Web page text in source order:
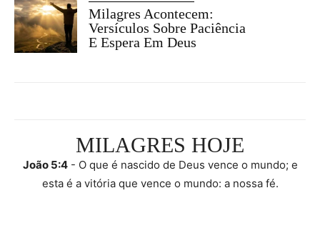
Milagres Acontecem:
Versículos Sobre Paciência
E Espera Em Deus
MILAGRES HOJE
João 5:4- O que é nascido de Deus vence o mundo; e
esta é a vitória que vence o mundo: a nossa fé.